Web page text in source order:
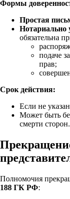
Формы
Простая
Нотариально
обязательна
подаче
прав;
Срок действия:
Если не
Может быть
смерти сторон.
Полномочия
188 ГК РФ: